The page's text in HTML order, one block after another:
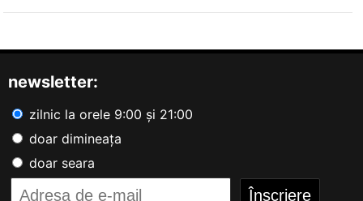
newsletter:
zilnic la orele 9:00 și 21:00
doar dimineața
doar seara